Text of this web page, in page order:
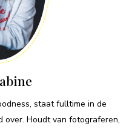
staat fulltime in de
over. Houdt van fotograferen,